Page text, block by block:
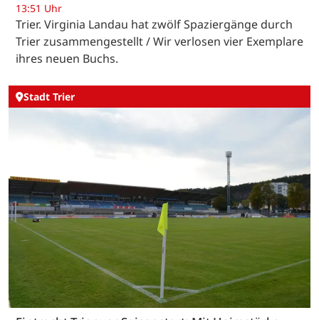
13:51 Uhr
Trier. Virginia Landau hat zwölf Spaziergänge durch
Trier zusammengestellt / Wir verlosen vier Exemplare
ihres neuen Buchs.
Stadt Trier